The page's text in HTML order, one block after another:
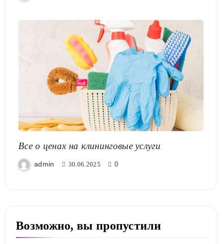
Все о ценах на клининговые услуги
admin 30.06.2025 0
Возможно, вы пропустили